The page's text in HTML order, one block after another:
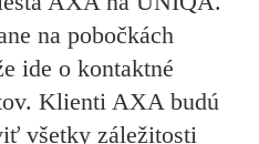
na pobočkách
ide o kontaktné
Klienti AXA budú
všetky záležitosti